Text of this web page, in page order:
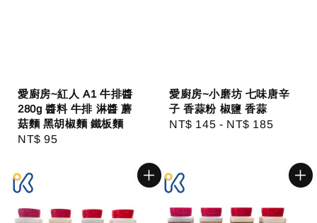
愛廚房~紅人 A1 牛排醬
280g 醬料 牛排 淋醬 蘑
菇麵 黑胡椒麵 鐵板麵
Regular
NT$ 95
愛廚房~小磨坊 七味唐辛
子 香蒜粉 椒鹽 香蒜
Regular
NT$ 145 - NT$ 185